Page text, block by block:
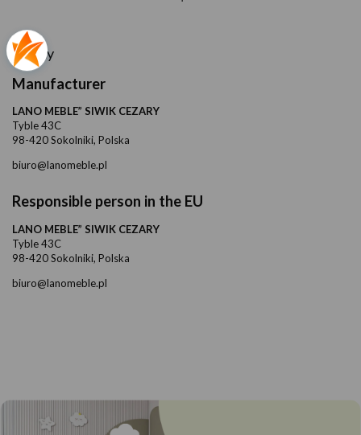
Safety
Manufacturer
LANO MEBLE” SIWIK CEZARY
Tyble 43C
98-420 Sokolniki, Polska
biuro@lanomeble.pl
Responsible person in the EU
LANO MEBLE” SIWIK CEZARY
Tyble 43C
98-420 Sokolniki, Polska
biuro@lanomeble.pl